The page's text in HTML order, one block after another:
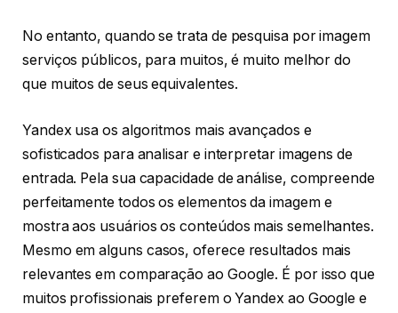
No entanto, quando se trata de pesquisa por imagem
serviços públicos, para muitos, é muito melhor do
que muitos de seus equivalentes.
Yandex usa os algoritmos mais avançados e
sofisticados para analisar e interpretar imagens de
entrada. Pela sua capacidade de análise, compreende
perfeitamente todos os elementos da imagem e
mostra aos usuários os conteúdos mais semelhantes.
Mesmo em alguns casos, oferece resultados mais
relevantes em comparação ao Google. É por isso que
muitos profissionais preferem o Yandex ao Google e